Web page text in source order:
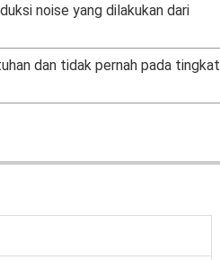
noise yang dilakukan dari
dan tidak pernah pada tingkat